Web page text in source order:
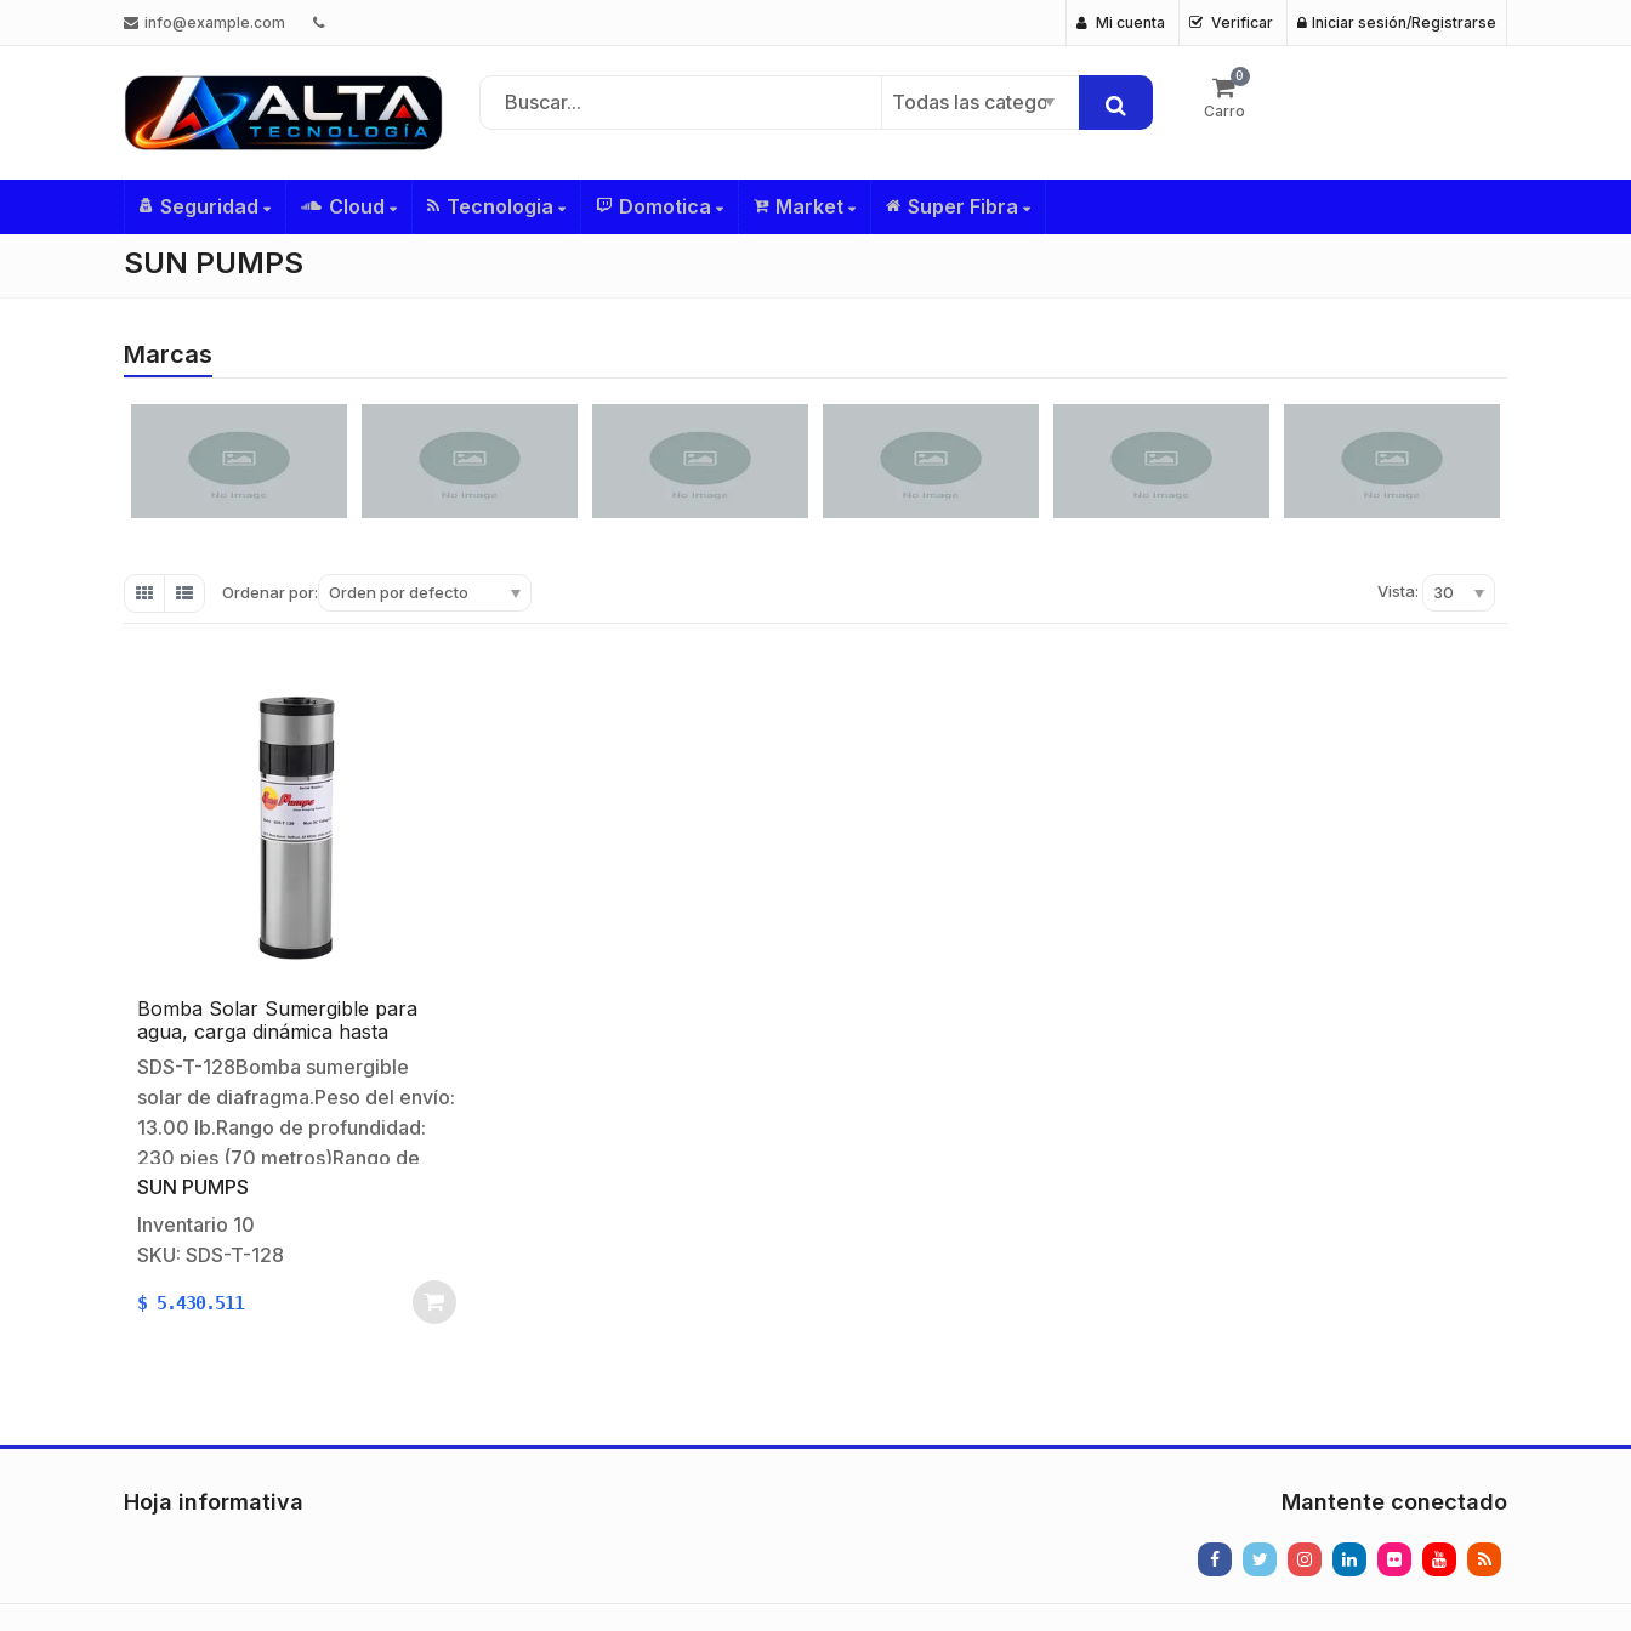
info@example.com Mi cuenta Verificar Iniciar sesión/Registrarse
Todas las categorías
0
Carro
Seguridad Cloud Tecnologia Domotica Market Super Fibra
SUN PUMPS
Marcas
Ordenar por: Orden por defecto Vista: 30
Bomba Solar Sumergible para
agua, carga dinámica hasta
70m,descarga de 1/2 pulgada, 7.6
Lpm max
SDS-T-128Bomba sumergible
solar de diafragma.Peso del envío:
13.00 lb.Rango de profundidad:
230 pies (70 metros)Rango de
flujo: 0.6 – 2 GPM (2.3 a 7.6
LPM)Carga máxima actual: 4.2
amperiosCarga Máxima Potencia:
126 WTamaño de descarga: 1/2
‘Rango de voltaje DC: 12 –
SUN PUMPS
Inventario 10
SKU: SDS-T-128
$ 5.430.511
Hoja informativa Mantente conectado